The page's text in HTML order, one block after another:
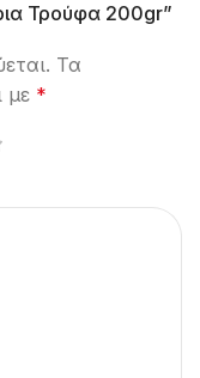
Τρούφα 200gr”
Τα
με *